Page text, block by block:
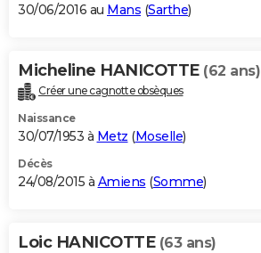
30/06/2016 au Mans (Sarthe)
Micheline HANICOTTE (62 ans)
Créer une cagnotte obsèques
Naissance
30/07/1953 à Metz (Moselle)
Décès
24/08/2015 à Amiens (Somme)
Loic HANICOTTE (63 ans)